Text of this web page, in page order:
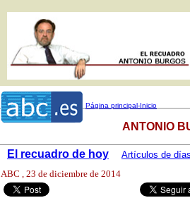
Página principal-Inicio
El recuadro de hoy Artículos de
ANTONIO
ABC , 23 de diciembre de 2014